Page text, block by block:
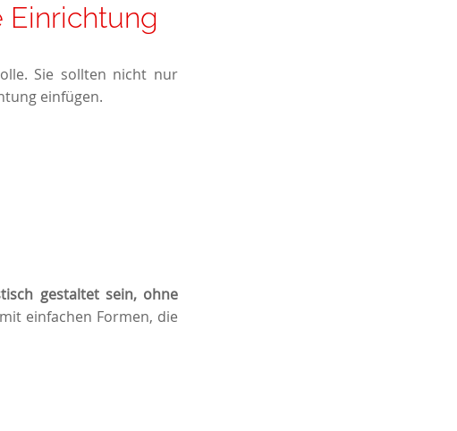
Einrichtung
Sie sollten nicht nur
einfügen.
gestaltet sein, ohne
einfachen Formen, die